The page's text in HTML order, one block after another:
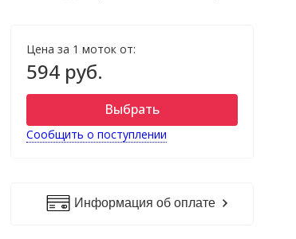
Цена за 1 моток от:
594 руб.
Выбрать
Сообщить о поступлении
Информация об оплате